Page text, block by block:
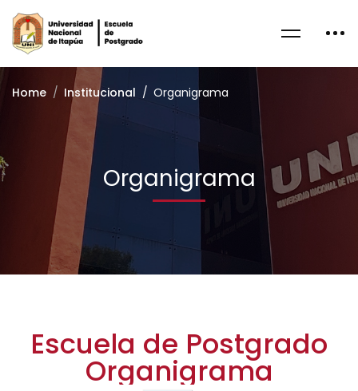
Home Institucional Organigrama
Organigrama
Escuela de Postgrado
Organigrama